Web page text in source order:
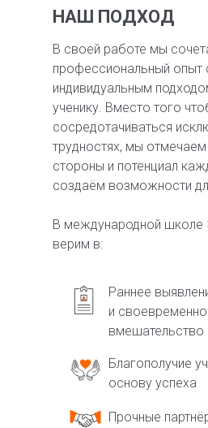
учителей и семей.
В своей работе мы
профессиональный опыт
индивидуальным
ученику. Вместо того
сосредотачиваться
трудностях, мы
стороны и потенциал
создаём возможности
В международной
верим в:
НАШ ПОДХОД
Раннее
и
вмешательство
Прочные
Благополучие
основу успеха